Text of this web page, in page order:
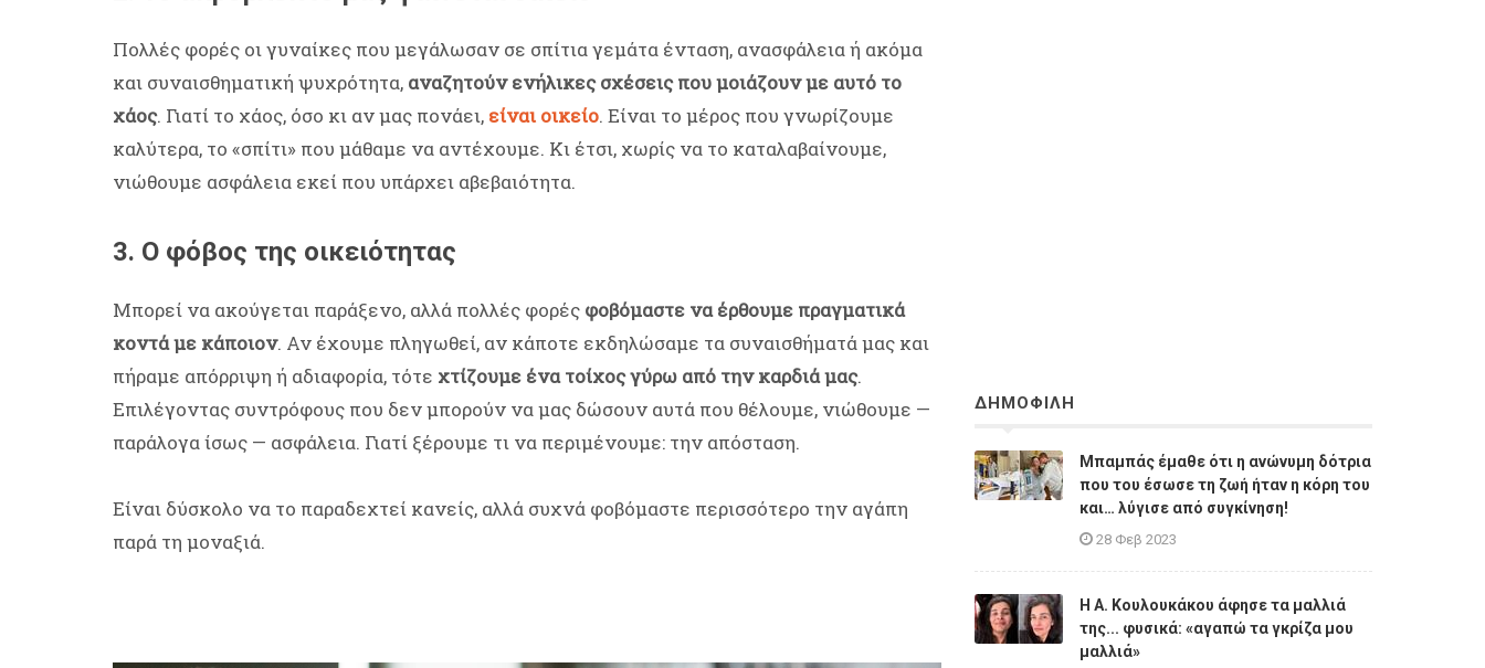
Πολλές φορές οι γυναίκες που μεγάλωσαν σε σπίτια γεμάτα ένταση, ανασφάλεια ή ακόμα
και συναισθηματική ψυχρότητα, αναζητούν ενήλικες σχέσεις που μοιάζουν με αυτό το
χάος. Γιατί το χάος, όσο κι αν μας πονάει, είναι οικείο. Είναι το μέρος που γνωρίζουμε
καλύτερα, το «σπίτι» που μάθαμε να αντέχουμε. Κι έτσι, χωρίς να το καταλαβαίνουμε,
νιώθουμε ασφάλεια εκεί που υπάρχει αβεβαιότητα.
3. Ο φόβος της οικειότητας
Μπορεί να ακούγεται παράξενο, αλλά πολλές φορές φοβόμαστε να έρθουμε πραγματικά
κοντά με κάποιον. Αν έχουμε πληγωθεί, αν κάποτε εκδηλώσαμε τα συναισθήματά μας και
πήραμε απόρριψη ή αδιαφορία, τότε χτίζουμε ένα τοίχος γύρω από την καρδιά μας.
Επιλέγοντας συντρόφους που δεν μπορούν να μας δώσουν αυτά που θέλουμε, νιώθουμε —
παράλογα ίσως — ασφάλεια. Γιατί ξέρουμε τι να περιμένουμε: την απόσταση.
Είναι δύσκολο να το παραδεχτεί κανείς, αλλά συχνά φοβόμαστε περισσότερο την αγάπη
παρά τη μοναξιά.
ΔΗΜΟΦΙΛΗ
Μπαμπάς έμαθε ότι η ανώνυμη δότρια
που του έσωσε τη ζωή ήταν η κόρη του
και… λύγισε από συγκίνηση!
28 Φεβ 2023
Η A. Κουλουκάκου άφησε τα μαλλιά
της... φυσικά: «αγαπώ τα γκρίζα μου
μαλλιά»